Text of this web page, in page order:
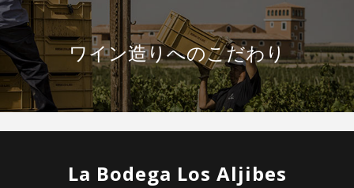
ワイン造りへのこだわり
La Bodega Los Aljibes